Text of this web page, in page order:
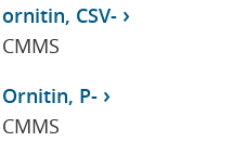
ornitin, CSV-
CMMS
Ornitin, P-
CMMS